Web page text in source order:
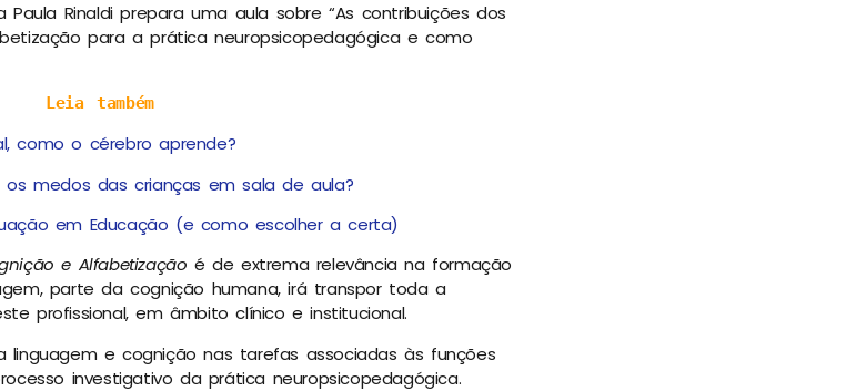
Rinaldi prepara uma aula sobre “As contribuições dos
para a prática neuropsicopedagógica e como
Leia também
como o cérebro aprende?
os medos das crianças em sala de aula?
em Educação (e como escolher a certa)
e Alfabetização é de extrema relevância na formação
parte da cognição humana, irá transpor toda a
profissional, em âmbito clínico e institucional.
linguagem e cognição nas tarefas associadas às funções
investigativo da prática neuropsicopedagógica.